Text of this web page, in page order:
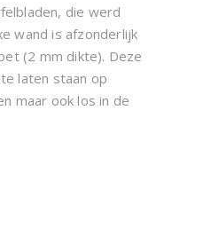
die werd
wand is afzonderlijk
(2 mm dikte). Deze
laten staan op
maar ook los in de